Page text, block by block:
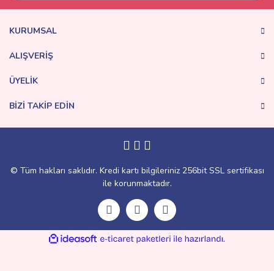
KURUMSAL
ALIŞVERİŞ
ÜYELİK
BİZİ TAKİP EDİN
© Tüm hakları saklıdır. Kredi kartı bilgileriniz 256bit SSL sertifikası
ile korunmaktadır.
ideasoft
e-